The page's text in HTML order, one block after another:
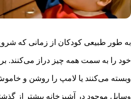
به طور طبیعی کودکان از زمانی که
خود را به سمت همه چیز دراز می‌کنند.
وبسته می‌کنند یا لامپ را روشن و
وسایل موجود در آشپزخانه بیشتر از